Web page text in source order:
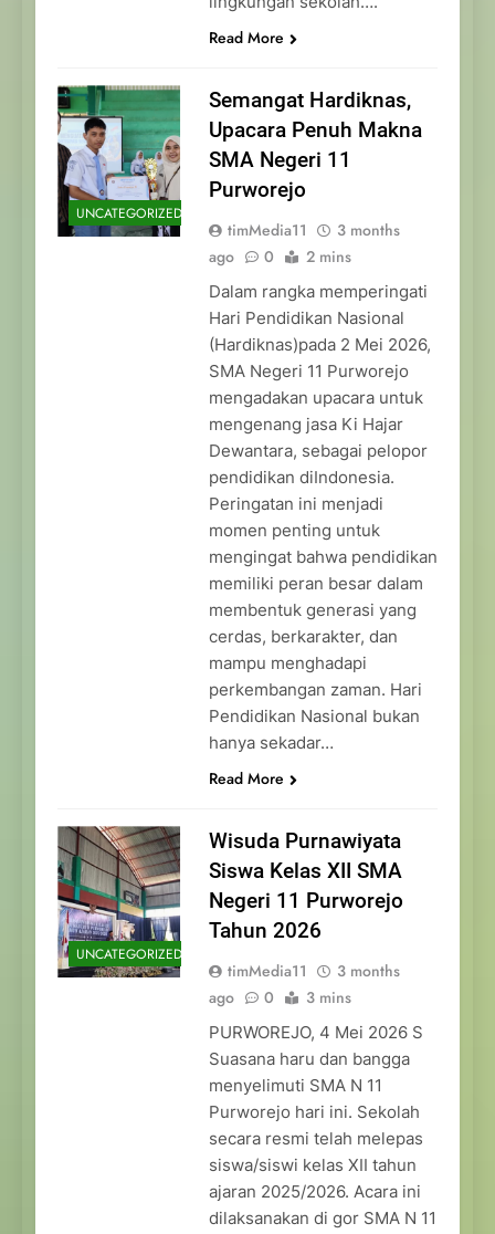
Read More
UNCATEGORIZED
Semangat Hardiknas,
Upacara Penuh Makna
SMA Negeri 11
Purworejo
timMedia11
3 months
ago
0 2 mins
Dalam rangka memperingati
Hari Pendidikan Nasional
(Hardiknas)pada 2 Mei 2026,
SMA Negeri 11 Purworejo
mengadakan upacara untuk
mengenang jasa Ki Hajar
Dewantara, sebagai pelopor
pendidikan diIndonesia.
Peringatan ini menjadi
momen penting untuk
mengingat bahwa pendidikan
memiliki peran besar dalam
membentuk generasi yang
cerdas, berkarakter, dan
mampu menghadapi
perkembangan zaman. Hari
Pendidikan Nasional bukan
hanya sekadar…
Read More
UNCATEGORIZED
Wisuda Purnawiyata
Siswa Kelas XII SMA
Negeri 11 Purworejo
Tahun 2026
timMedia11
3 months
ago
0 3 mins
PURWOREJO, 4 Mei 2026 S
Suasana haru dan bangga
menyelimuti SMA N 11
Purworejo hari ini. Sekolah
secara resmi telah melepas
siswa/siswi kelas XII tahun
ajaran 2025/2026. Acara ini
dilaksanakan di gor SMA N 11